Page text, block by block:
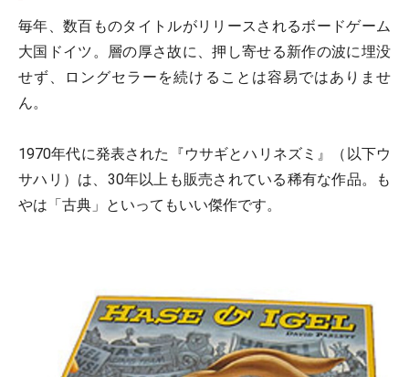
毎年、数百ものタイトルがリリースされるボードゲーム
大国ドイツ。層の厚さ故に、押し寄せる新作の波に埋没
せず、ロングセラーを続けることは容易ではありませ
ん。
1970年代に発表された『ウサギとハリネズミ』（以下ウ
サハリ）は、30年以上も販売されている稀有な作品。も
やは「古典」といってもいい傑作です。